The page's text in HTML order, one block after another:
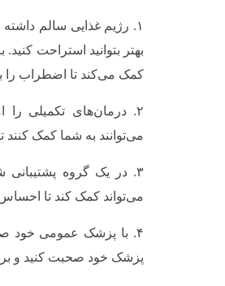
۱. رژیم غذایی سالم
بهتر بتوانید استراحت
کمک می‌کند تا اضطراب را
۲. درمان‌های تکمیلی را
می‌توانند به شما کمک کنند
۳. در یک گروه
می‌تواند کمک کند تا
۴. با پزشک عمومی خود
پزشک خود صحبت کنید و